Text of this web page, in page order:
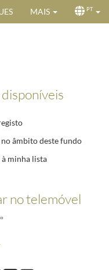
MAIS PT
24/1987-11-24
no âmbito deste fundo
minha lista
no telemóvel